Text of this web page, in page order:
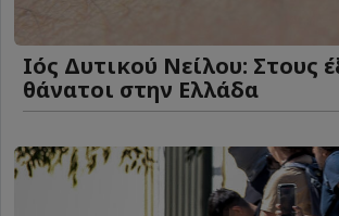
Ιός Δυτικού Νείλου: Στους
θάνατοι στην Ελλάδα